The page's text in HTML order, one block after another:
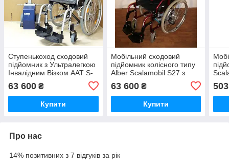
Ступенькоход сходовий
підйомник з Ультралегкою
Інвалідним Візком AAT S-
Wheelchair
63 600 ₴
Купити
Мобільний сходовий
підйомник колісного типу
Alber Scalamobil S27 з
Ультра Легкої Інвалідним
Візком
63 600₴
Купити
Про нас
14% позитивних з 7 відгуків за рік